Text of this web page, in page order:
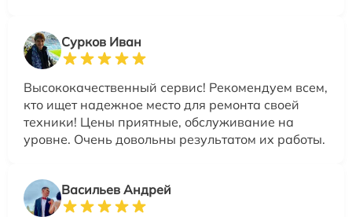
Сурков Иван
Высококачественный сервис! Рекомендуем всем,
кто ищет надежное место для ремонта своей
техники! Цены приятные, обслуживание на
уровне. Очень довольны результатом их работы.
Васильев Андрей